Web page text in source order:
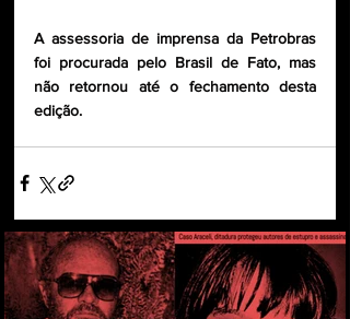
A assessoria de imprensa da Petrobras
foi procurada pelo Brasil de Fato, mas
não retornou até o fechamento desta
edição.